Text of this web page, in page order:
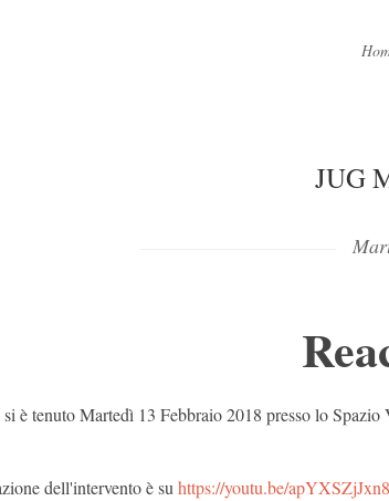
JUG
è tenuto Martedì 13 Febbraio 2018 presso lo Spazio
dell'intervento è su https://youtu.be/